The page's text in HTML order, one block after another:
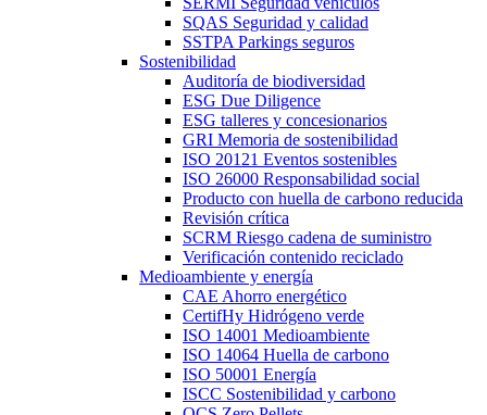
SQAS Seguridad y calidad
SSTPA Parkings seguros
Sostenibilidad
Auditoría de biodiversidad
ESG Due Diligence
ESG talleres y concesionarios
GRI Memoria de sostenibilidad
ISO 20121 Eventos sostenibles
ISO 26000 Responsabilidad social
Producto con huella de carbono reducida
Revisión crítica
SCRM Riesgo cadena de suministro
Verificación contenido reciclado
Medioambiente y energía
CAE Ahorro energético
CertifHy Hidrógeno verde
ISO 14001 Medioambiente
ISO 14064 Huella de carbono
ISO 50001 Energía
ISCC Sostenibilidad y carbono